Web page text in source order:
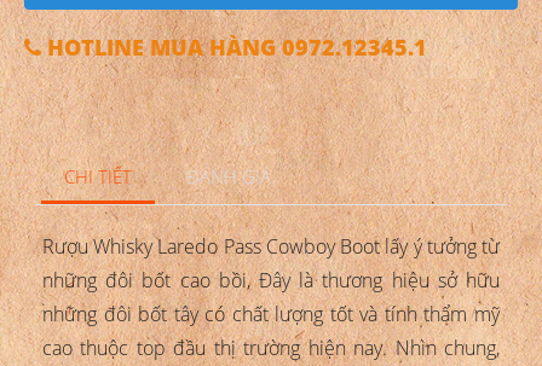
HOTLINE MUA HÀNG 0972.12345.1
CHI TIẾT ĐÁNH GIÁ
Rượu Whisky Laredo Pass Cowboy Boot lấy ý tưởng từ
những đôi bốt cao bồi, Đây là thương hiệu sở hữu
những đôi bốt tây có chất lượng tốt và tính thẩm mỹ
cao thuộc top đầu thị trường hiện nay. Nhìn chung,